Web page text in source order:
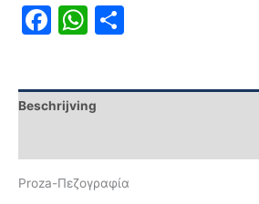
Facebook
WhatsApp
Beschrijving
Proza-Πεζογραφία